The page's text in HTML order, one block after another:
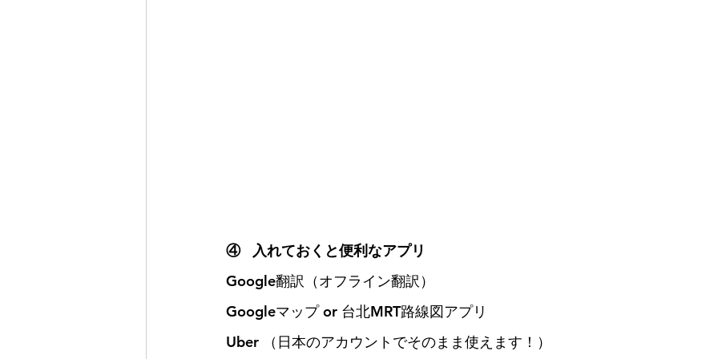
④   入れておくと便利なアプリ
Google翻訳（オフライン翻訳）
Googleマップ or 台北MRT路線図アプリ
Uber （日本のアカウントでそのまま使えます！）